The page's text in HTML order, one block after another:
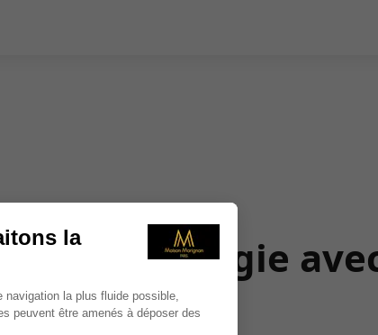
chirurgie
?